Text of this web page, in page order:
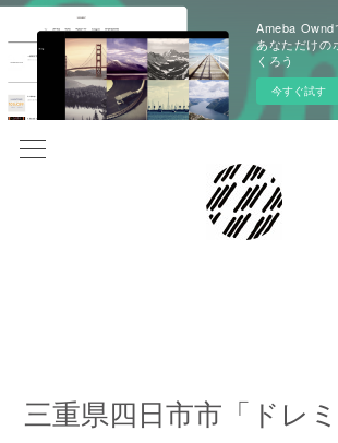
Ameba Ownd
あなただけの
くろう
今すぐ試す
三重県四日市市「ドレ